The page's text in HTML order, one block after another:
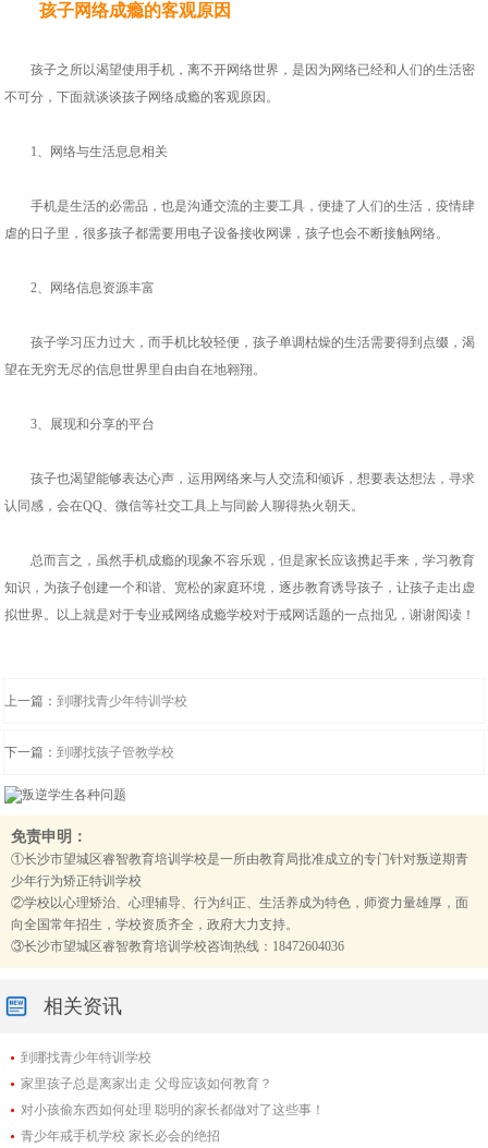
孩子网络成瘾的客观原因
孩子之所以渴望使用手机，离不开网络世界，是因为网络已经和人们的生活密
不可分，下面就谈谈孩子网络成瘾的客观原因。
1、网络与生活息息相关
手机是生活的必需品，也是沟通交流的主要工具，便捷了人们的生活，疫情肆
虐的日子里，很多孩子都需要用电子设备接收网课，孩子也会不断接触网络。
2、网络信息资源丰富
孩子学习压力过大，而手机比较轻便，孩子单调枯燥的生活需要得到点缀，渴
望在无穷无尽的信息世界里自由自在地翱翔。
3、展现和分享的平台
孩子也渴望能够表达心声，运用网络来与人交流和倾诉，想要表达想法，寻求
认同感，会在QQ、微信等社交工具上与同龄人聊得热火朝天。
总而言之，虽然手机成瘾的现象不容乐观，但是家长应该携起手来，学习教育
知识，为孩子创建一个和谐、宽松的家庭环境，逐步教育诱导孩子，让孩子走出虚
拟世界。以上就是对于专业戒网络成瘾学校对于戒网话题的一点拙见，谢谢阅读！
上一篇：到哪找青少年特训学校
下一篇：到哪找孩子管教学校
免责申明：
①长沙市望城区睿智教育培训学校是一所由教育局批准成立的专门针对叛逆期青
少年行为矫正特训学校
②学校以心理矫治、心理辅导、行为纠正、生活养成为特色，师资力量雄厚，面
向全国常年招生，学校资质齐全，政府大力支持。
③长沙市望城区睿智教育培训学校咨询热线：18472604036
相关资讯
到哪找青少年特训学校
家里孩子总是离家出走 父母应该如何教育？
对小孩偷东西如何处理 聪明的家长都做对了这些事！
青少年戒手机学校 家长必会的绝招